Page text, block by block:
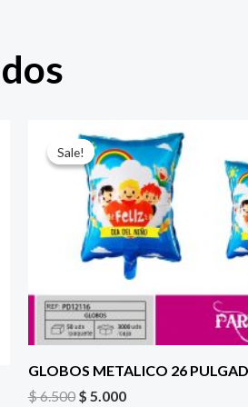
Sale!
Sale!
GLOBOS METALICO 26
$6.500
precio
original
era:
$ 6.500.
$ 5.000
precio
actual
es:
$ 5.000.